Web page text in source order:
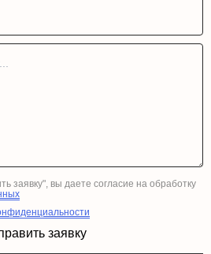
заявку", вы даете согласие на обработку
заявку